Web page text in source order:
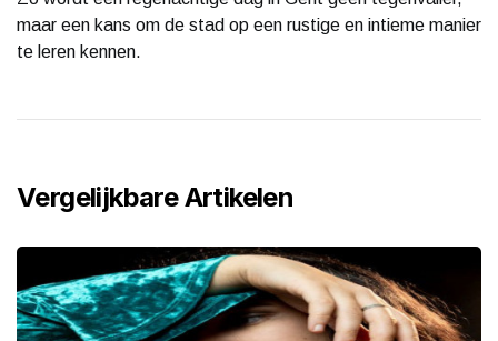
maar een kans om de stad op een rustige en intieme manier
te leren kennen.
Vergelijkbare Artikelen